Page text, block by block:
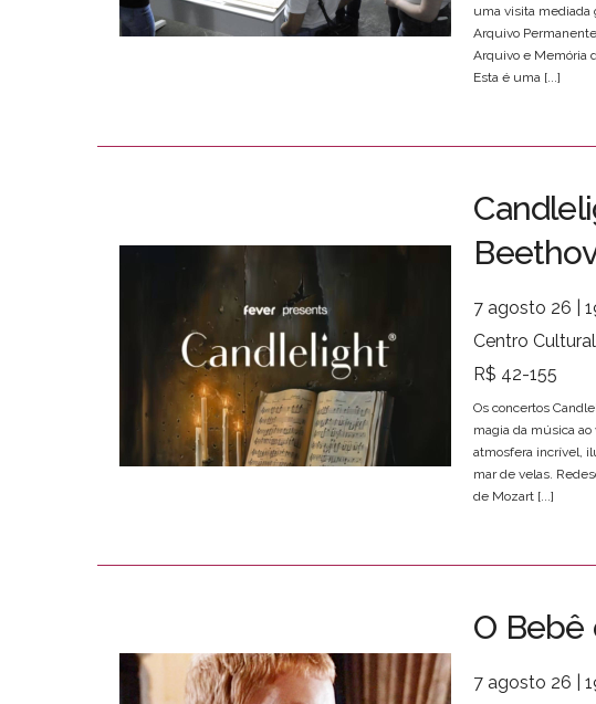
uma visita mediada
Arquivo
Arquivo e Memória
Esta é uma [...]
7 agosto 26 |
Centro
R$ 42-155
Os concertos
magia da música
atmosfera incrível,
mar de velas.
de Mozart [...]
O Bebê
7 agosto 26 |